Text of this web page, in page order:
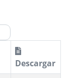
Descargar